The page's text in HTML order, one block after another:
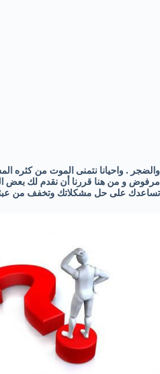
والضجر . واحيانا نتمنى الموت من كثره
مرفوض و من هنا قررنا أن نقدم لك بعض
تساعدك على حل مشكلاتك وتخفف من